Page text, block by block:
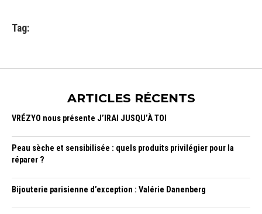
Tag:
ARTICLES RÉCENTS
VRÉZYO nous présente J’IRAI JUSQU’À TOI
Peau sèche et sensibilisée : quels produits privilégier pour la
réparer ?
Bijouterie parisienne d’exception : Valérie Danenberg